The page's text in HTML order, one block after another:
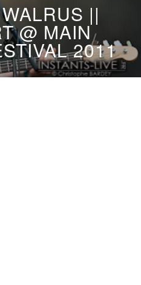
||
@ MAIN
2011